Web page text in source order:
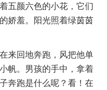
五颜六色的小花，它们
娇羞。阳光照着绿茵茵
来回地奔跑，风把他单
帆。男孩的手中，拿着
奔跑是什么呢？看！在